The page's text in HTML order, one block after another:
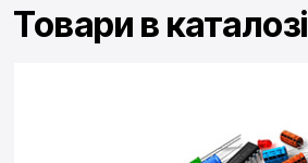
Товари в каталозі